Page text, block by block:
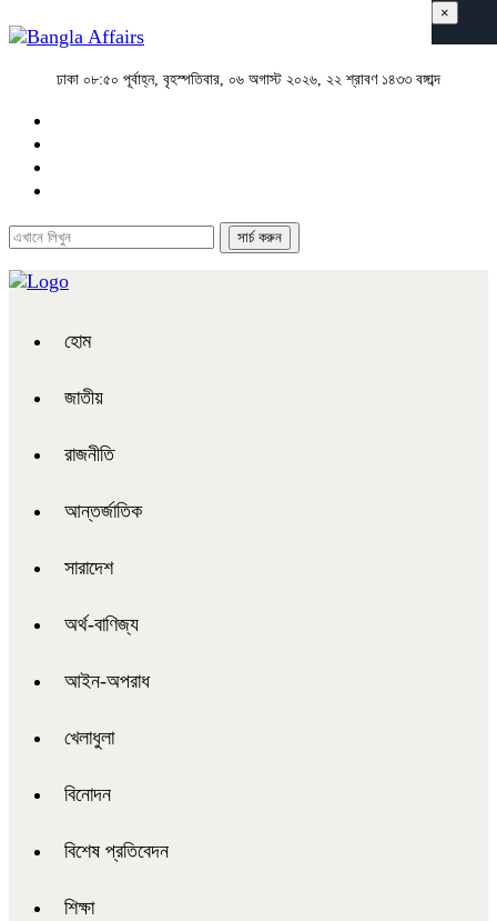
ঢাকা ০৮:৫০ পূর্বাহ্ন, বৃহস্পতিবার, ০৬ অগাস্ট ২০২৬, ২২ শ্রাবণ ১৪৩৩ বঙ্গাব্দ
হোম
জাতীয়
রাজনীতি
আন্তর্জাতিক
সারাদেশ
অর্থ-বাণিজ্য
আইন-অপরাধ
খেলাধুলা
বিনোদন
বিশেষ প্রতিবেদন
শিক্ষা
×